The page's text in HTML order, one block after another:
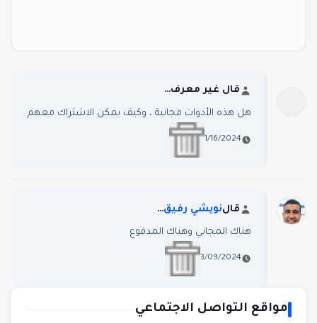
‏قال غير معرف…
هل هذه الأدوات مجانية ، وكيف يمكن الاشتراك معهم
1/16/2024
‏قالنويشي رفيق…
هناك المجاني وهناك المدفوع
3/09/2024
مواقع التواصل الاجتماعي